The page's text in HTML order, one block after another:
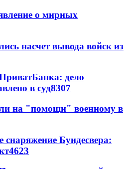
о мирных
насчет вывода войск из
дело
в суд8307
на "помощи" военному в
Бундесвера:
4623